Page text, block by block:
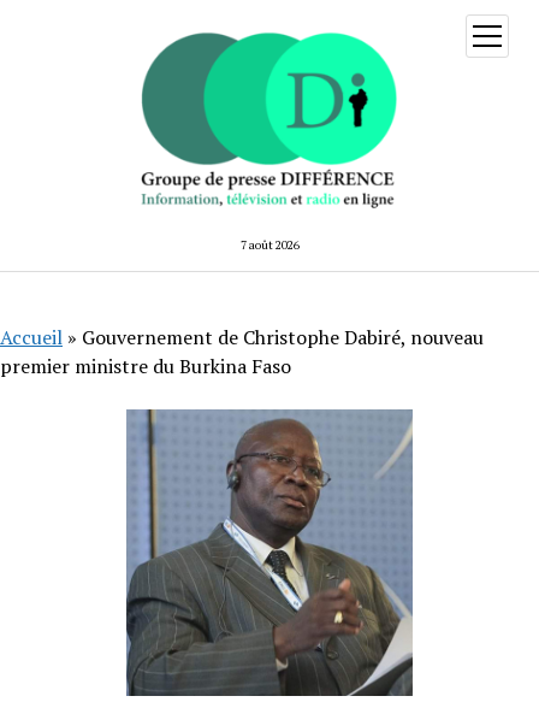
7 août 2026
ouvrir
menu
Accueil » Gouvernement de Christophe Dabiré, nouveau
premier ministre du Burkina Faso